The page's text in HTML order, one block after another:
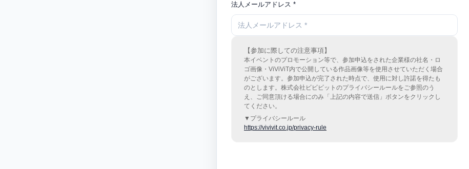
法人メールアドレス *
【参加に際しての注意事項】
本イベントのプロモーション等で、参加申込をされた企業様の社名・ロ
ゴ画像・ViViVi​T内で公開している作品画像等を使用させていただく場合
がございます。参加申込が完了された時点で、使用に対し許諾を得たも
のとします。 株式会社ビビビットのプライバシールールをご参照のう
え、ご同意頂ける場合にのみ「上記の内容で送信」ボタンをクリックし
てください。
▼プライバシールール
https://vivivit.co.jp/privacy-rule